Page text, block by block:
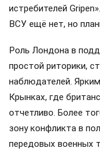
истребителей
ВСУ ещё нет, но
Роль Лондона в
простой риторики,
наблюдателей.
Крынках, где
отчетливо. Более
зону конфликта в
передовых военных